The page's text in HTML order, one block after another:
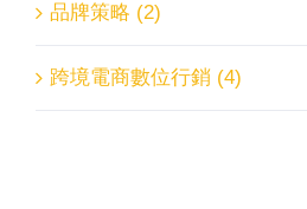
品牌策略 (2)
跨境電商數位行銷 (4)